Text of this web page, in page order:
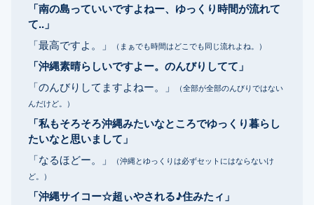
「南の島っていいですよねー、ゆっくり時間が流れて
て..」
「最高ですよ。」 （まぁでも時間はどこでも同じ流れよね。）
「沖縄素晴らしいですよー。のんびりしてて」
「のんびりしてますよねー。」
（全部が全部のんびりではない
んだけど。）
「私もそろそろ沖縄みたいなところでゆっくり暮らし
たいなと思いまして」
「なるほどー。」
（沖縄とゆっくりは必ずセットにはならないけ
ど。）
「沖縄サイコー☆超ぃやされる♪住みたィ」